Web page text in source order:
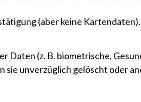
(aber keine Kartendaten).
Daten (z. B. biometrische,
unverzüglich gelöscht oder